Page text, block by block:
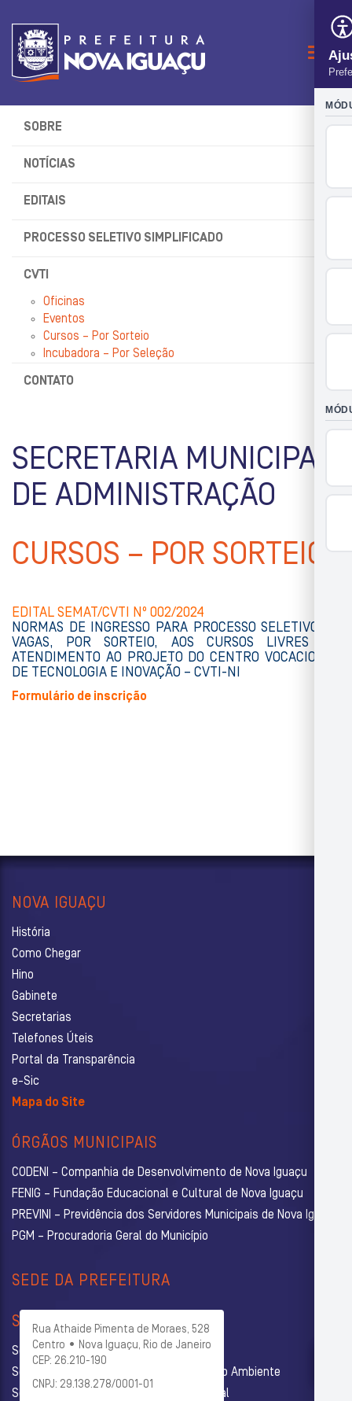
SOBRE
NOTÍCIAS
EDITAIS
PROCESSO SELETIVO SIMPLIFICADO
CVTI
Oficinas
Eventos
Cursos – Por Sorteio
Incubadora – Por Seleção
CONTATO
SECRETARIA MUNICIPAL
DE ADMINISTRAÇÃO
CURSOS – POR SORTEIO
EDITAL SEMAT/CVTI Nº 002/2024
NORMAS DE INGRESSO PARA PROCESSO SELETIVO DE
VAGAS, POR SORTEIO, AOS CURSOS LIVRES EM
ATENDIMENTO AO PROJETO DO CENTRO VOCACIONAL
DE TECNOLOGIA E INOVAÇÃO – CVTI-NI
Formulário de inscrição
NOVA IGUAÇU
História
Como Chegar
Hino
Gabinete
Secretarias
Telefones Úteis
Portal da Transparência
e-Sic
Mapa do Site
ÓRGÃOS MUNICIPAIS
CODENI – Companhia de Desenvolvimento de Nova Iguaçu
FENIG – Fundação Educacional e Cultural de Nova Iguaçu
PREVINI – Previdência dos Servidores Municipais de Nova Iguaçu
PGM – Procuradoria Geral do Município
SEDE DA PREFEITURA
Rua Athaide Pimenta de Moraes, 528
Centro • Nova Iguaçu, Rio de Janeiro
CEP: 26.210-190
CNPJ: 29.138.278/0001-01
SECRETARIAS
Secretaria Municipal de Administração
Secretaria Municipal de Agricultura e Meio Ambiente
Secretaria Municipal de Assistência Social